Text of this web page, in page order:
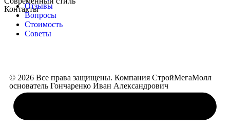
Отзывы
Вопросы
Стоимость
Советы
Контакты
С НАМИ ВАШ ДОМ СТАНЕТ РЕАЛЬНОСТЬЮ —
УЮТНЫМ, СТИЛЬНЫМ И ДОЛГОВЕЧНЫМ!
© 2026 Все права защищены. Компания СтройМегаМолл
основатель Гончаренко Иван Александрович